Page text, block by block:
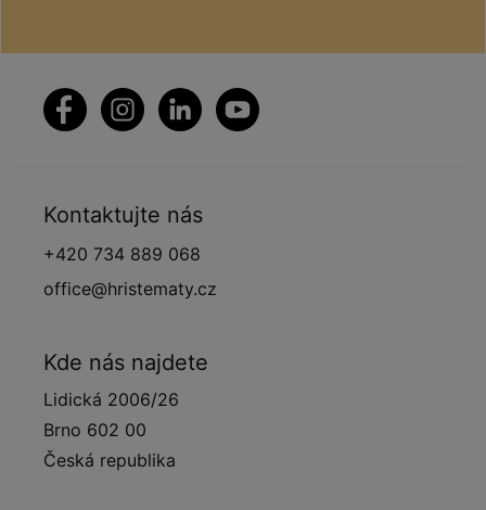
Kontaktujte nás
+420 734 889 068
office@hristematy.cz
Kde nás najdete
Lidická 2006/26
Brno 602 00
Česká republika